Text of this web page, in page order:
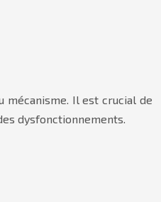
Il est crucial de
dysfonctionnements.